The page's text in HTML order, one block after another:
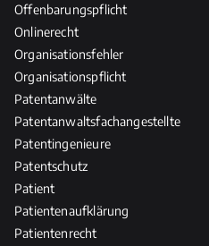
Offenbarungspflicht
Onlinerecht
Organisationsfehler
Organisationspflicht
Patentanwälte
Patentanwaltsfachangestellte
Patentingenieure
Patentschutz
Patient
Patientenaufklärung
Patientenrecht